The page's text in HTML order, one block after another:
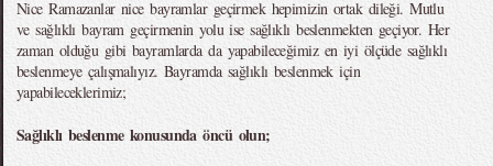
Nice Ramazanlar nice bayramlar geçirmek hepimizin ortak dileği. Mutlu
ve sağlıklı bayram geçirmenin yolu ise sağlıklı beslenmekten geçiyor. Her
zaman olduğu gibi bayramlarda da yapabileceğimiz en iyi ölçüde sağlıklı
beslenmeye çalışmalıyız. Bayramda sağlıklı beslenmek için
yapabileceklerimiz;
Sağlıklı beslenme konusunda öncü olun;